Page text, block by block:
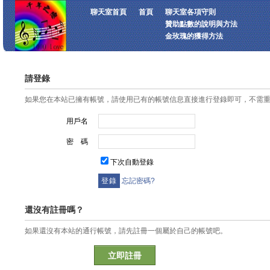
聊天室首頁 首頁
聊天室各項守則
贊助點數的說明與方法
金玫瑰的獲得方法
請登錄
如果您在本站已擁有帳號，請使用已有的帳號信息直接進行登錄即可，不需
用戶名
密 碼
下次自動登錄
忘記密碼?
還沒有註冊嗎？
如果還沒有本站的通行帳號，請先註冊一個屬於自己的帳號吧。
立即註冊